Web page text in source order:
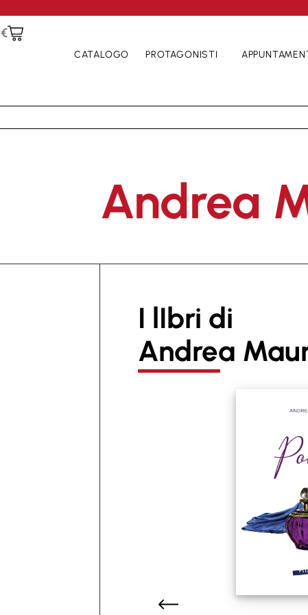
€
CATALOGO PROTAGONISTI
Andrea
I lIbri di
Andrea